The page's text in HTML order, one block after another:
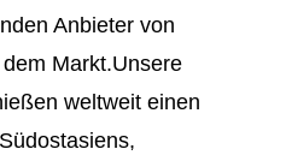
Anbieter von
Markt.Unsere
weltweit einen